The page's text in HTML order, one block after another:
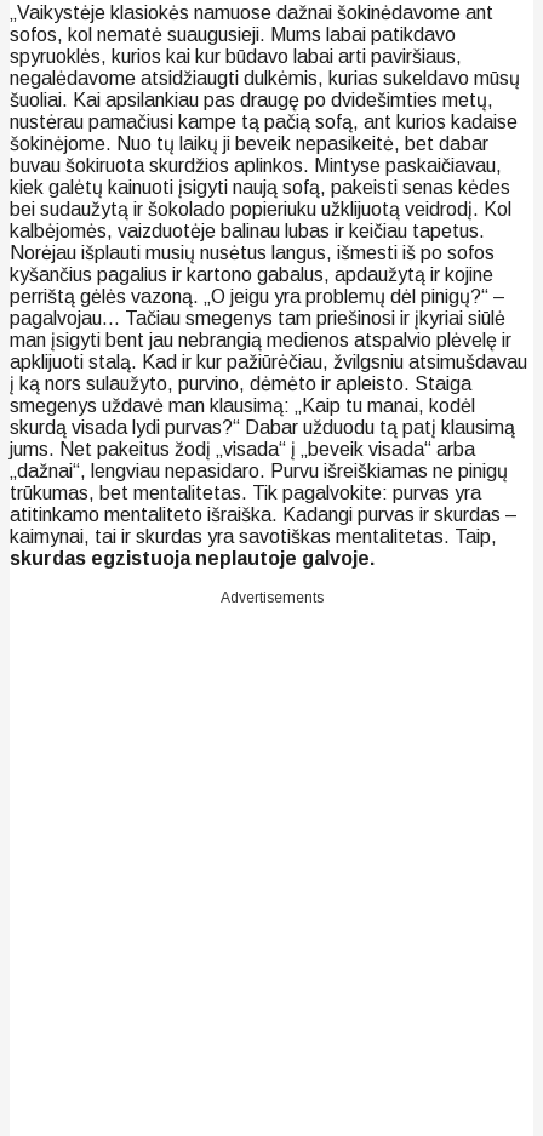
„Vaikystėje klasiokės namuose dažnai šokinėdavome ant
sofos, kol nematė suaugusieji. Mums labai patikdavo
spyruoklės, kurios kai kur būdavo labai arti paviršiaus,
negalėdavome atsidžiaugti dulkėmis, kurias sukeldavo mūsų
šuoliai. Kai apsilankiau pas draugę po dvidešimties metų,
nustėrau pamačiusi kampe tą pačią sofą, ant kurios kadaise
šokinėjome. Nuo tų laikų ji beveik nepasikeitė, bet dabar
buvau šokiruota skurdžios aplinkos. Mintyse paskaičiavau,
kiek galėtų kainuoti įsigyti naują sofą, pakeisti senas kėdes
bei sudaužytą ir šokolado popieriuku užklijuotą veidrodį. Kol
kalbėjomės, vaizduotėje balinau lubas ir keičiau tapetus.
Norėjau išplauti musių nusėtus langus, išmesti iš po sofos
kyšančius pagalius ir kartono gabalus, apdaužytą ir kojine
perrištą gėlės vazoną. „O jeigu yra problemų dėl pinigų?“ –
pagalvojau… Tačiau smegenys tam priešinosi ir įkyriai siūlė
man įsigyti bent jau nebrangią medienos atspalvio plėvelę ir
apklijuoti stalą. Kad ir kur pažiūrėčiau, žvilgsniu atsimušdavau
į ką nors sulaužyto, purvino, dėmėto ir apleisto. Staiga
smegenys uždavė man klausimą: „Kaip tu manai, kodėl
skurdą visada lydi purvas?“ Dabar užduodu tą patį klausimą
jums. Net pakeitus žodį „visada“ į „beveik visada“ arba
„dažnai“, lengviau nepasidaro. Purvu išreiškiamas ne pinigų
trūkumas, bet mentalitetas. Tik pagalvokite: purvas yra
atitinkamo mentaliteto išraiška. Kadangi purvas ir skurdas –
kaimynai, tai ir skurdas yra savotiškas mentalitetas. Taip,
skurdas egzistuoja neplautoje galvoje.
Advertisements